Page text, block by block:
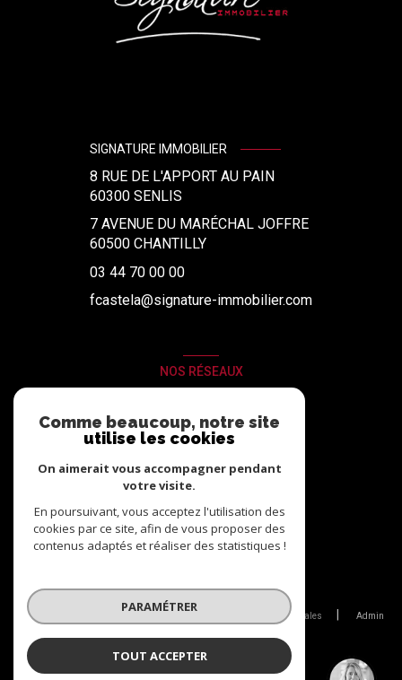
EMMANUELLE CASTELA
SIGNATURE IMMOBILIER
8 RUE DE L'APPORT AU PAIN
60300 SENLIS
7 AVENUE DU MARÉCHAL JOFFRE
60500 CHANTILLY
03 44 70 00 00
fcastela@signature-immobilier.com
NOS RÉSEAUX
© 2026 | Tous droits réservés
Mentions légales
Admin
Réalisé par :
Comme beaucoup, notre site
utilise les cookies
On aimerait vous accompagner pendant
votre visite.
En poursuivant, vous acceptez l'utilisation des
cookies par ce site, afin de vous proposer des
contenus adaptés et réaliser des statistiques !
PARAMÉTRER
TOUT ACCEPTER